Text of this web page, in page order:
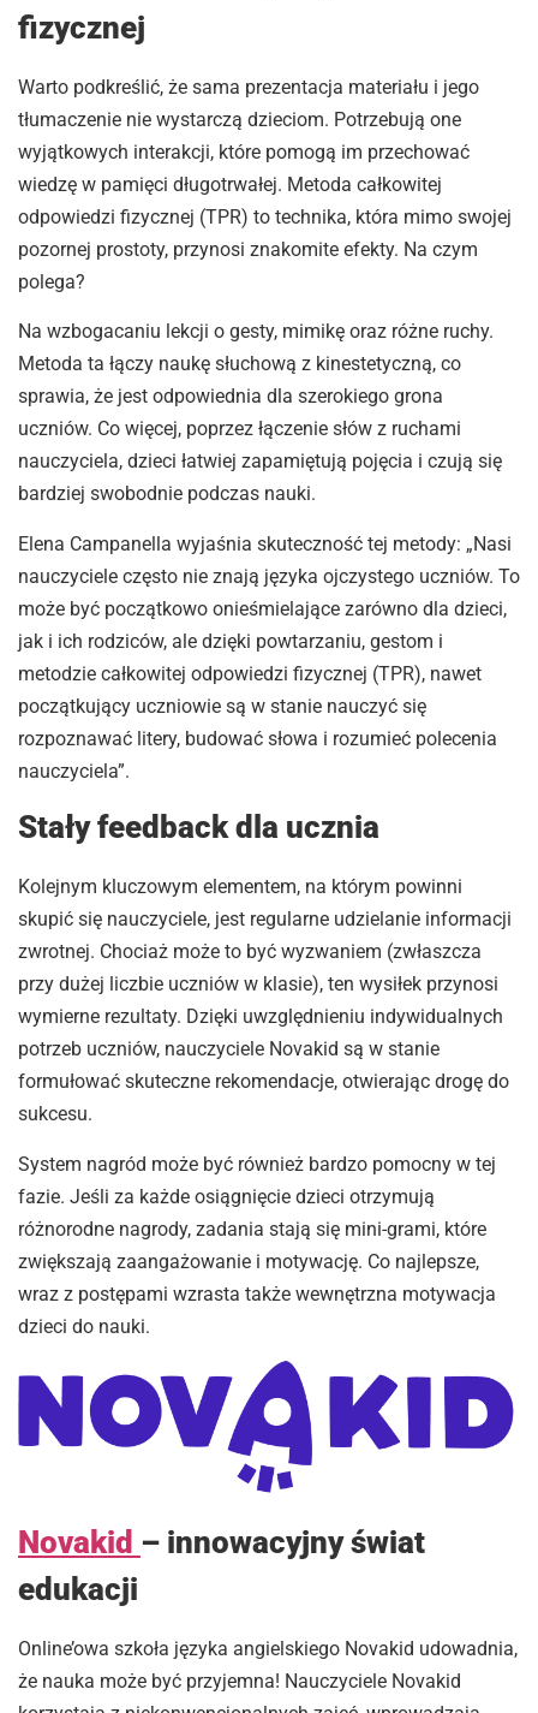
fizycznej
Warto podkreślić, że sama prezentacja materiału i jego
tłumaczenie nie wystarczą dzieciom. Potrzebują one
wyjątkowych interakcji, które pomogą im przechować
wiedzę w pamięci długotrwałej. Metoda całkowitej
odpowiedzi fizycznej (TPR) to technika, która mimo swojej
pozornej prostoty, przynosi znakomite efekty. Na czym
polega?
Na wzbogacaniu lekcji o gesty, mimikę oraz różne ruchy.
Metoda ta łączy naukę słuchową z kinestetyczną, co
sprawia, że jest odpowiednia dla szerokiego grona
uczniów. Co więcej, poprzez łączenie słów z ruchami
nauczyciela, dzieci łatwiej zapamiętują pojęcia i czują się
bardziej swobodnie podczas nauki.
Elena Campanella wyjaśnia skuteczność tej metody: „Nasi
nauczyciele często nie znają języka ojczystego uczniów. To
może być początkowo onieśmielające zarówno dla dzieci,
jak i ich rodziców, ale dzięki powtarzaniu, gestom i
metodzie całkowitej odpowiedzi fizycznej (TPR), nawet
początkujący uczniowie są w stanie nauczyć się
rozpoznawać litery, budować słowa i rozumieć polecenia
nauczyciela”.
Stały feedback dla ucznia
Kolejnym kluczowym elementem, na którym powinni
skupić się nauczyciele, jest regularne udzielanie informacji
zwrotnej. Chociaż może to być wyzwaniem (zwłaszcza
przy dużej liczbie uczniów w klasie), ten wysiłek przynosi
wymierne rezultaty. Dzięki uwzględnieniu indywidualnych
potrzeb uczniów, nauczyciele Novakid są w stanie
formułować skuteczne rekomendacje, otwierając drogę do
sukcesu.
System nagród może być również bardzo pomocny w tej
fazie. Jeśli za każde osiągnięcie dzieci otrzymują
różnorodne nagrody, zadania stają się mini-grami, które
zwiększają zaangażowanie i motywację. Co najlepsze,
wraz z postępami wzrasta także wewnętrzna motywacja
dzieci do nauki.
Novakid – innowacyjny świat
edukacji
Online’owa szkoła języka angielskiego Novakid udowadnia,
że nauka może być przyjemna! Nauczyciele Novakid